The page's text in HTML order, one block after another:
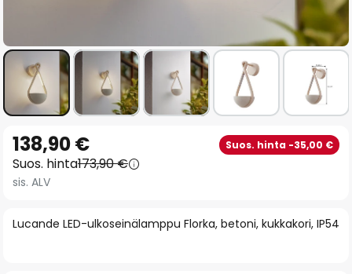
to
the
beginning
the
Lucande LED-ulkoseinälamppu Florka, betoni, kukkakori, IP54
138,90 € Suos. hinta -35,00 €
Suos. hinta173,90 €
sis. ALV